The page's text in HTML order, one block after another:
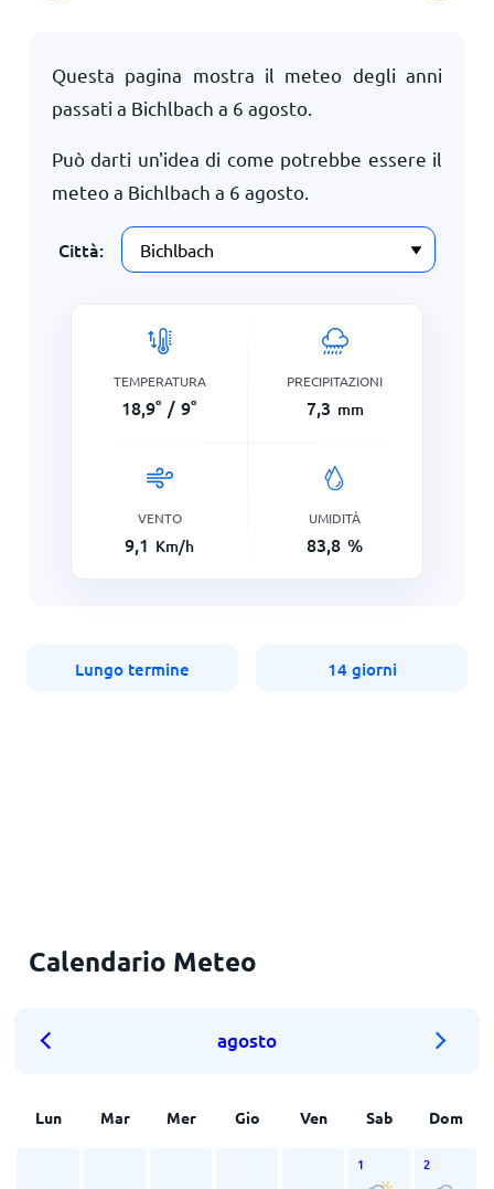
Questa pagina mostra il meteo degli anni
passati a Bichlbach a 6 agosto.
Può darti un'idea di come potrebbe essere il
meteo a Bichlbach a 6 agosto.
Città:
TEMPERATURA
18,9° / 9°
PRECIPITAZIONI
7,3 mm
VENTO
9,1 Km/h
UMIDITÀ
83,8 %
Lungo termine 14 giorni
Calendario Meteo
agosto
Lun Mar Mer Gio Ven Sab Dom
1 2